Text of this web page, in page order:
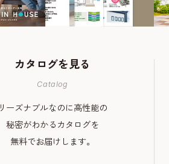
カタログを見る
Catalog
リーズナブルなのに高性能の
秘密がわかるカタログを
無料でお届けします。